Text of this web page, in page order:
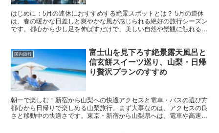
はじめに：5月の連休におすすめする絶景スポットとは？ 5月の連休
は、春の暖かな日差しと爽やかな風が感じられる絶好の旅行シーズン
です。都心から少し足を伸ばすだけで、美しい自然や景観に触れるこ
国内旅行
富士山を見下ろす絶景露天風呂と
信玄餅スイーツ巡り、山梨・日帰
り贅沢プランのすすめ
朝一で楽しむ！新宿から山梨への快適アクセスと電車・バスの選び方
都心から日帰りで楽しめる山梨旅行。まず大事なのは、アクセスの良
さと移動中の快適さです。東京・新宿から山梨県へは、電車や高速バ